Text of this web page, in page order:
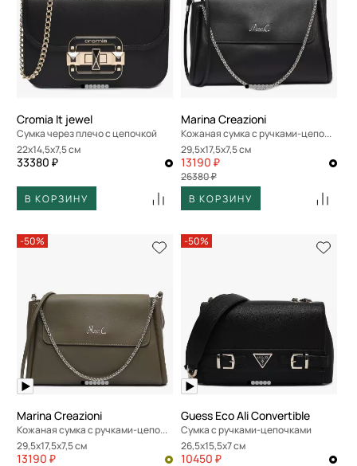
Cromia It jewel
Сумка через плечо с цепочкой
22x14,5x7,5 см
33380 ₽
В КОРЗИНУ
Marina Creazioni
Кожаная сумка с ручками-цепочками
29,5x17,5x7,5 см
13190 ₽
26380 ₽
В КОРЗИНУ
-50%
Marina Creazioni
Кожаная сумка с ручками-цепочками
29,5x17,5x7,5 см
13190 ₽
-50%
Guess Eco Ali Convertible
Сумка с ручками-цепочками
26,5x15,5x7 см
10450 ₽